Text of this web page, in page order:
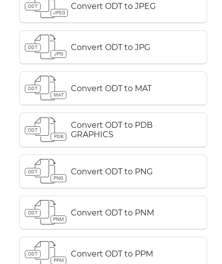
ODT
JPEG
Convert ODT to JPEG
ODT
JPG
Convert ODT to JPG
ODT
MAT
Convert ODT to MAT
ODT
PDB
Convert ODT to PDB
GRAPHICS
ODT
PNG
Convert ODT to PNG
ODT
PNM
Convert ODT to PNM
ODT
PPM
Convert ODT to PPM